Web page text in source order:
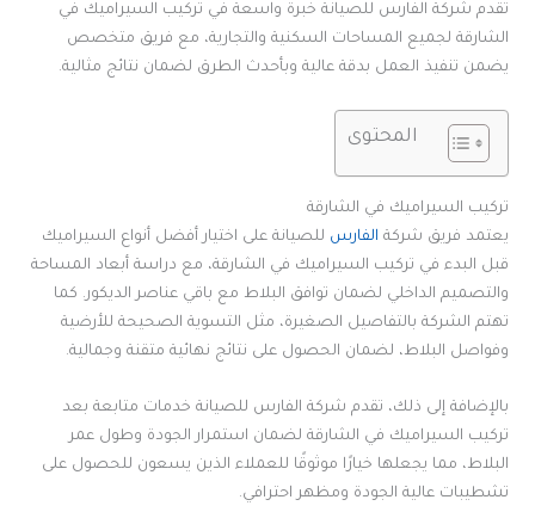
تقدم شركة الفارس للصيانة خبرة واسعة في تركيب السيراميك في
الشارقة لجميع المساحات السكنية والتجارية، مع فريق متخصص
يضمن تنفيذ العمل بدقة عالية وبأحدث الطرق لضمان نتائج مثالية.
المحتوى
تركيب السيراميك في الشارقة
يعتمد فريق شركة الفارس للصيانة على اختيار أفضل أنواع السيراميك
قبل البدء في تركيب السيراميك في الشارقة، مع دراسة أبعاد المساحة
والتصميم الداخلي لضمان توافق البلاط مع باقي عناصر الديكور. كما
تهتم الشركة بالتفاصيل الصغيرة، مثل التسوية الصحيحة للأرضية
وفواصل البلاط، لضمان الحصول على نتائج نهائية متقنة وجمالية.
بالإضافة إلى ذلك، تقدم شركة الفارس للصيانة خدمات متابعة بعد
تركيب السيراميك في الشارقة لضمان استمرار الجودة وطول عمر
البلاط، مما يجعلها خيارًا موثوقًا للعملاء الذين يسعون للحصول على
تشطيبات عالية الجودة ومظهر احترافي.